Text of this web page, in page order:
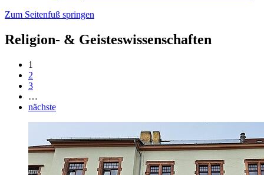
Zum Seitenfuß springen
Religion- & Geisteswissenschaften
1
2
3
…
nächste